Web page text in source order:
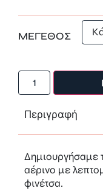
ΜΕΓΕΘΟΣ
Περιγραφή
Δημιουργήσαμε
αέρινο με
φινέτσα.